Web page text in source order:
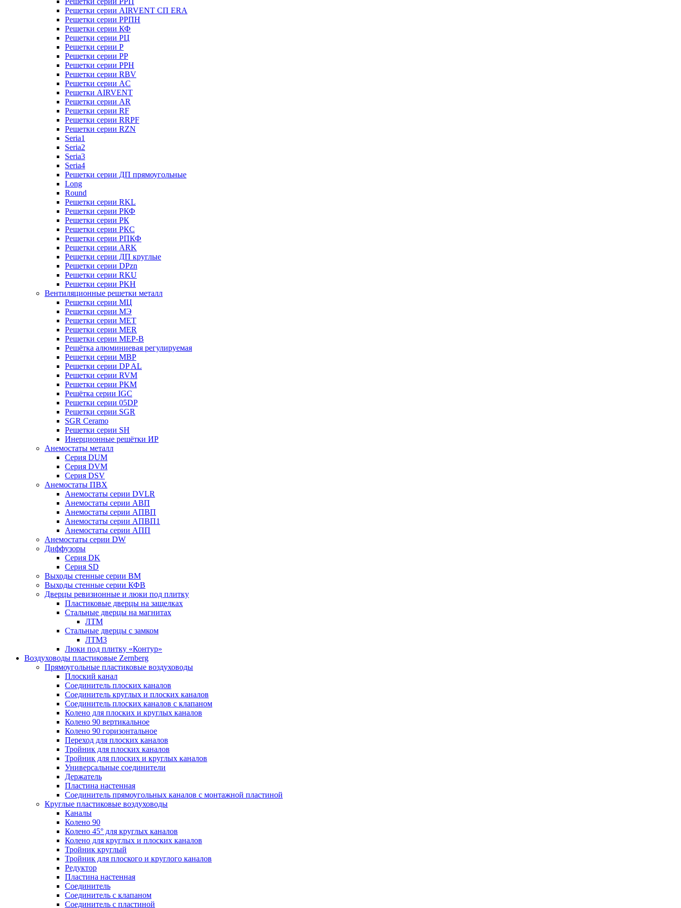
Решетки серии AIRVENT СП ERA
Решетки серии РРПН
Решетки серии КФ
Решетки серии РЦ
Решетки серии Р
Решетки серии РР
Решетки серии РРН
Решетки серии RBV
Решетки серии AC
Решетки AIRVENT
Решетки серии AR
Решетки серии RF
Решетки серии RRPF
Решетки серии RZN
Seria1
Seria2
Seria3
Seria4
Решетки серии ДП прямоугольные
Long
Round
Решетки серии RKL
Решетки серии РКФ
Решетки серии РК
Решетки серии РКC
Решетки серии РПКФ
Решетки серии ARK
Решетки серии ДП круглые
Решетки серии DPzn
Решетки серии RKU
Решетки серии PKH
Вентиляционные решетки металл
Решетки серии МЦ
Решетки серии МЭ
Решетки серии MET
Решетки серии MER
Решетки серии МЕР-В
Решётка алюминиевая регулируемая
Решетки серии МВР
Решетки серии DP AL
Решетки серии RVM
Решетки серии PKM
Решётка серии IGC
Решетки серии 05DP
Решетки серии SGR
SGR Ceramo
Решетки серии SH
Инерционные решётки ИР
Анемостаты металл
Серия DUM
Серия DVM
Серия DSV
Анемостаты ПВХ
Анемостаты серии DVLR
Анемостаты серии АВП
Анемостаты серии АПВП
Анемостаты серии АПВП1
Анемостаты серии АПП
Анемостаты серии DW
Диффузоры
Серия DK
Серия SD
Выходы стенные серии ВМ
Выходы стенные серии КФВ
Дверцы ревизионные и люки под плитку
Пластиковые дверцы на защелках
Стальные дверцы на магнитах
ЛТМ
Стальные дверцы с замком
ЛТМ3
Люки под плитку «Контур»
Воздуховоды пластиковые Zernberg
Прямоугольные пластиковые воздуховоды
Плоский канал
Соединитель плоских каналов
Соединитель круглых и плоских каналов
Соединитель плоских каналов с клапаном
Колено для плоских и круглых каналов
Колено 90 вертикальное
Колено 90 горизонтальное
Переход для плоских каналов
Тройник для плоских каналов
Тройник для плоских и круглых каналов
Универсальные соединители
Держатель
Пластина настенная
Соединитель прямоугольных каналов с монтажной пластиной
Круглые пластиковые воздуховоды
Каналы
Колено 90
Колено 45° для круглых каналов
Колено для круглых и плоских каналов
Тройник круглый
Тройник для плоского и круглого каналов
Редуктор
Пластина настенная
Соединитель
Соединитель с клапаном
Соединитель с пластиной